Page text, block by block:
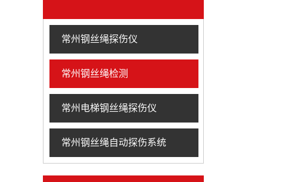
常州钢丝绳探伤仪
常州钢丝绳检测
常州电梯钢丝绳探伤仪
常州钢丝绳自动探伤系统